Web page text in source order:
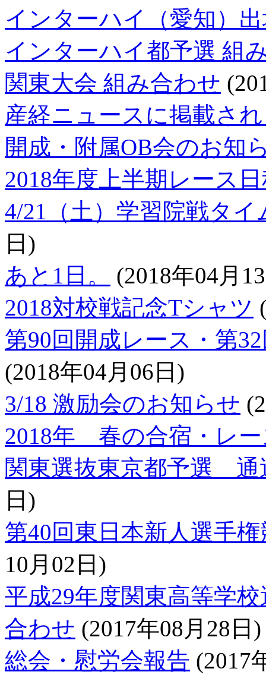
インターハイ（愛知）
インターハイ都予選 組
関東大会 組み合わせ
産経ニュースに掲載さ
開成・附属OB会のお知
2018年度上半期レース
4/21（土）学習院戦タ
日)
あと1日。
(2018年04月
2018対校戦記念Tシャツ
第90回開成レース・第
(2018年04月06日)
3/18 激励会のお知らせ
2018年 春の合宿・レー
関東選抜東京都予選 通
日)
第40回東日本新人選手
10月02日)
平成29年度関東高等学
合わせ (2017年08月28日)
総会・慰労会報告 (2017